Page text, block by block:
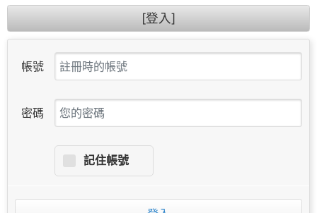
[登入]
帳號
密碼
記住帳號